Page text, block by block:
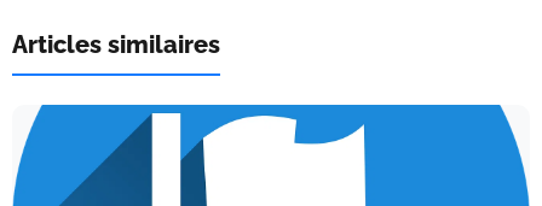
Articles similaires